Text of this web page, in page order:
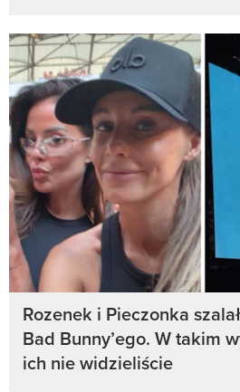
Rozenek i Pieczonka
Bad Bunny’ego. W takim
ich nie widzieliście